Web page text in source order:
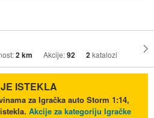
2 km Akcije:92 2katalozi
ISTEKLA
za Igračka auto Storm 1:14,
Akcije za kategoriju Igračke